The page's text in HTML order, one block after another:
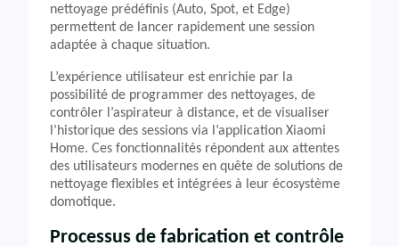
nettoyage prédéfinis (Auto, Spot, et Edge)
permettent de lancer rapidement une session
adaptée à chaque situation.
L’expérience utilisateur est enrichie par la
possibilité de programmer des nettoyages, de
contrôler l’aspirateur à distance, et de visualiser
l’historique des sessions via l’application Xiaomi
Home. Ces fonctionnalités répondent aux attentes
des utilisateurs modernes en quête de solutions de
nettoyage flexibles et intégrées à leur écosystème
domotique.
Processus de fabrication et contrôle